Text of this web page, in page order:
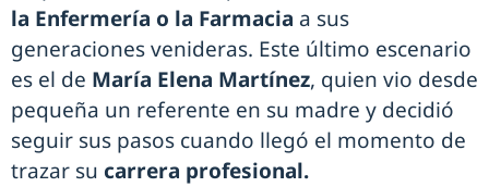
la Enfermería o la Farmacia a sus
generaciones venideras. Este último escenario
es el de María Elena Martínez, quien vio desde
pequeña un referente en su madre y decidió
seguir sus pasos cuando llegó el momento de
trazar su carrera profesional.